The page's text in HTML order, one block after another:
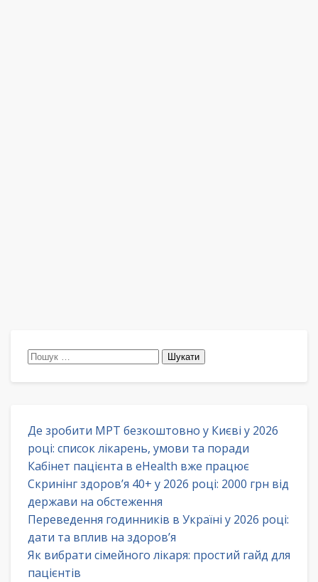
Пошук:
Де зробити МРТ безкоштовно у Києві у 2026
році: список лікарень, умови та поради
Кабінет пацієнта в eHealth вже працює
Скринінг здоров’я 40+ у 2026 році: 2000 грн від
держави на обстеження
Переведення годинників в Україні у 2026 році:
дати та вплив на здоров’я
Як вибрати сімейного лікаря: простий гайд для
пацієнтів